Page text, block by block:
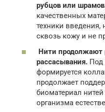
рубцов или
качественных
техники введения,
сквозь кожу и не
Нити продолжают
рассасывания. Под
формируется
продолжает
биоматериал
организма